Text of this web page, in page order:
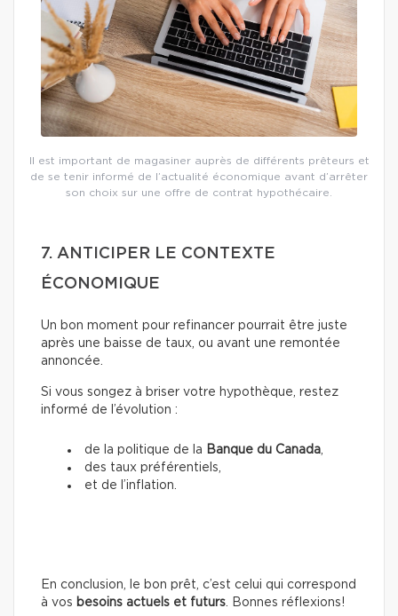
Il est important de magasiner auprès de différents prêteurs et
de se tenir informé de l’actualité économique avant d’arrêter
son choix sur une offre de contrat hypothécaire.
7. ANTICIPER LE CONTEXTE
ÉCONOMIQUE
Un bon moment pour refinancer pourrait être juste
après une baisse de taux, ou avant une remontée
annoncée.
Si vous songez à briser votre hypothèque, restez
informé de l’évolution :
de la politique de la Banque du Canada,
des taux préférentiels,
et de l’inflation.
En conclusion, le bon prêt, c’est celui qui correspond
à vos besoins actuels et futurs. Bonnes réflexions!